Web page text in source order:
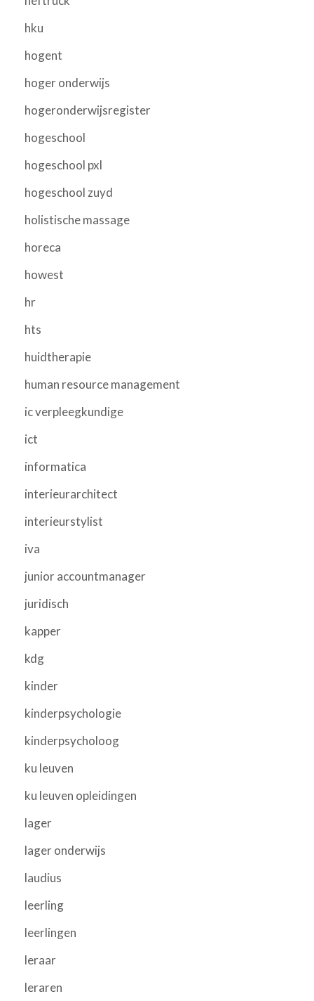
hku
hogent
hoger onderwijs
hogeronderwijsregister
hogeschool
hogeschool pxl
hogeschool zuyd
holistische massage
horeca
howest
hr
hts
huidtherapie
human resource management
ic verpleegkundige
ict
informatica
interieurarchitect
interieurstylist
iva
junior accountmanager
juridisch
kapper
kdg
kinder
kinderpsychologie
kinderpsycholoog
ku leuven
ku leuven opleidingen
lager
lager onderwijs
laudius
leerling
leerlingen
leraar
leraren